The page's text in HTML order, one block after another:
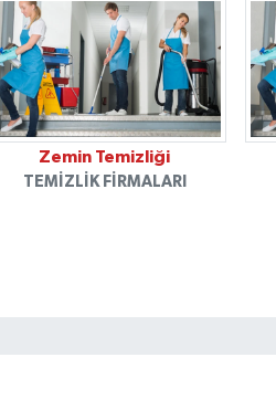
Zemin Temizliği
TEMIZLIK FIRMALARI